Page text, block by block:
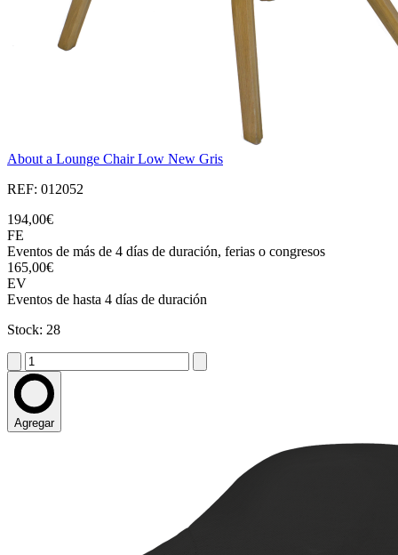
About a Lounge Chair Low New Gris
REF: 012052
194,00€
FE
Eventos de más de 4 días de duración, ferias o congresos
165,00€
EV
Eventos de hasta 4 días de duración
Stock: 28
Agregar